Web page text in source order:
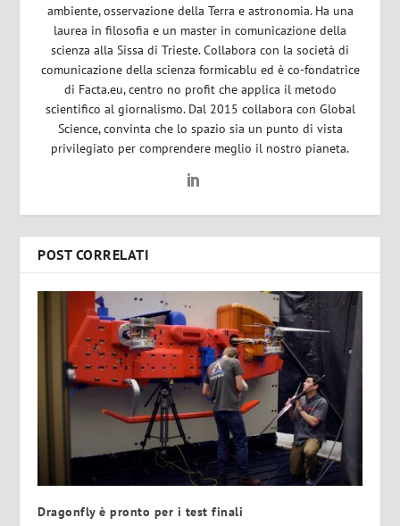
ambiente, osservazione della Terra e astronomia. Ha una
laurea in filosofia e un master in comunicazione della
scienza alla Sissa di Trieste. Collabora con la società di
comunicazione della scienza formicablu ed è co-fondatrice
di Facta.eu, centro no profit che applica il metodo
scientifico al giornalismo. Dal 2015 collabora con Global
Science, convinta che lo spazio sia un punto di vista
privilegiato per comprendere meglio il nostro pianeta.
POST CORRELATI
Dragonfly è pronto per i test finali